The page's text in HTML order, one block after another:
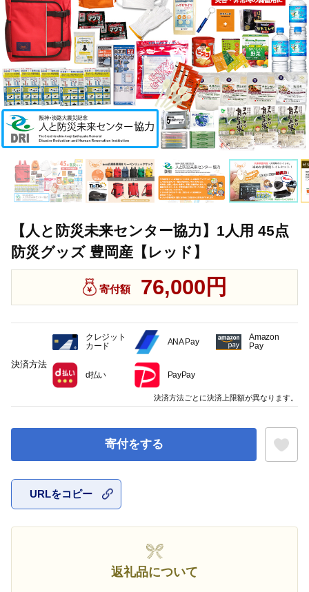
【人と防災未来センター協力】1人用 45点
防災グッズ 豊岡産【レッド】
寄付額 76,000円
寄付をする
URLをコピー
返礼品について
決済方法
クレジット
カード
ANA Pay
Amazon
Pay
d払い PayPay
決済方法ごとに決済上限額が異なります。